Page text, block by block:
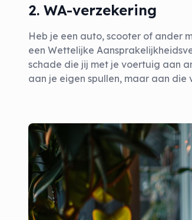
2. WA-verzekering
Heb je een auto, scooter of ander
een Wettelijke
schade die jij met je voertuig aan
aan je eigen spullen, maar aan die